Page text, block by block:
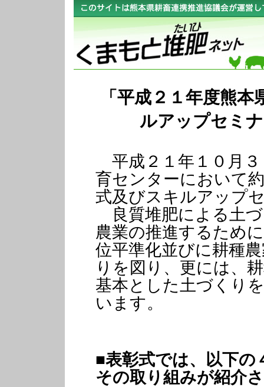
「平成２１年度熊
ルアップセミ
平成２１年１０月３
育センターにおいて
式及びスキルアップ
良質堆肥による土
農業の推進するため
位平準化並びに耕種
りを図り、更には、
基本とした土づくり
います。
■表彰式では、以下の
その取り組みが紹介